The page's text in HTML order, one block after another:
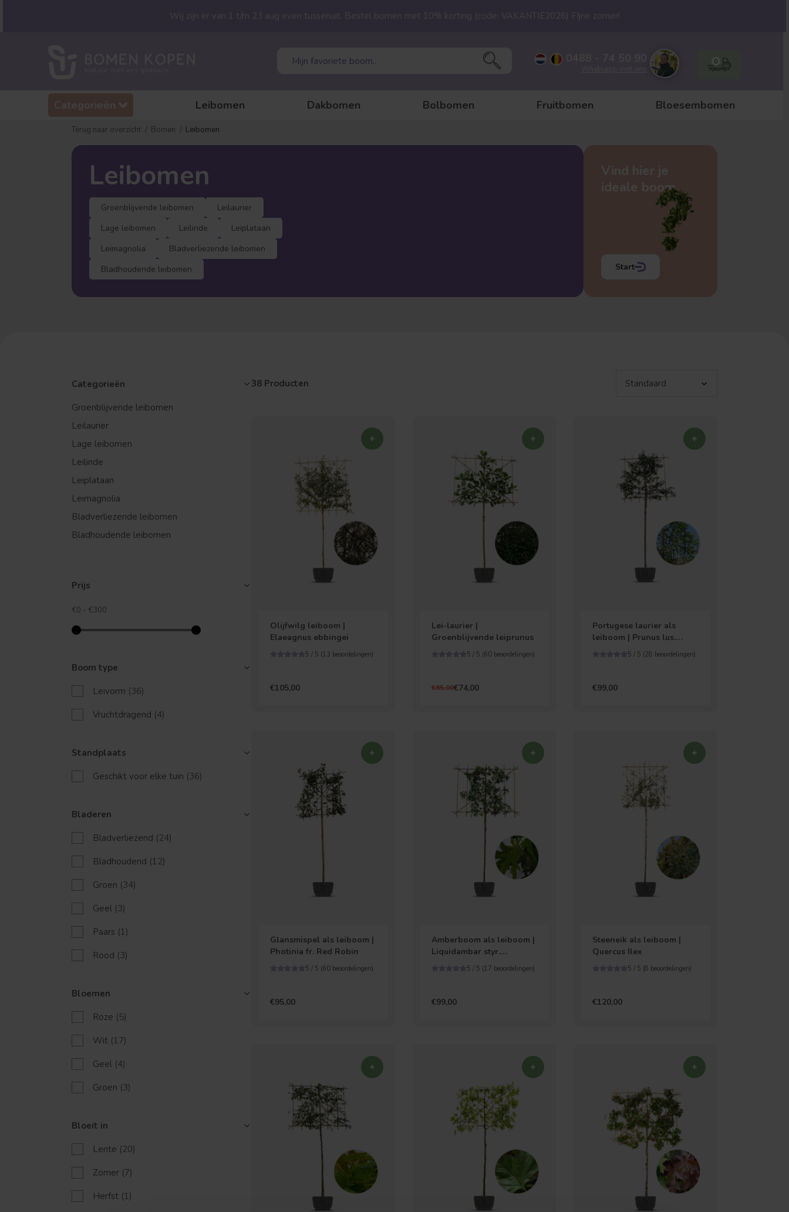
Leibomen Dakbomen Bolbomen Fruitbomen Bloesembomen
0
Wij zijn er van 1 t/m 23 aug even tussenuit. Bestel bomen met 10% korting (code: VAKANTIE2026) FIjne zomer!
Terug naar overzicht Bomen Leibomen
Leibomen
Groenblijvende leibomen
Leilaurier
Lage leibomen
Leilinde
Leiplataan
Leimagnolia
Bladverliezende leibomen
Bladhoudende leibomen
ideale boom
Start
Categorieën
Groenblijvende leibomen
Leilaurier
Lage leibomen
Leilinde
Leiplataan
Leimagnolia
Bladverliezende leibomen
Bladhoudende leibomen
Prijs
€0 - €300
Boom type
Leivorm (36)
Vruchtdragend (4)
Standplaats
Geschikt voor elke tuin (36)
Bladeren
Bladverliezend (24)
Bladhoudend (12)
Groen (34)
Geel (3)
Paars (1)
Rood (3)
Bloemen
Roze (5)
Wit (17)
Geel (4)
Groen (3)
Bloeit in
Lente (20)
Zomer (7)
Herfst (1)
38 Producten
Olijfwilg leiboom |
Elaeagnus ebbingei
5 / 5 (13 beoordelingen)
€105,00
Lei-laurier |
Groenblijvende leiprunus
5 / 5 (60beoordelingen)
€85,00€74,00
Portugese laurier als
leiboom | Prunus lus.
Angustifolia
5 / 5 (28 beoordelingen)
€99,00
Glansmispel als leiboom |
Photinia fr. Red Robin
5 / 5 (60 beoordelingen)
€95,00
Amberboom als leiboom |
Liquidambar styr.
Worplesdon
5 / 5 (17 beoordelingen)
€99,00
Steeneik als leiboom |
Quercus Ilex
5 / 5 (8 beoordelingen)
€120,00
Welke boom ben jij naar op zoek?